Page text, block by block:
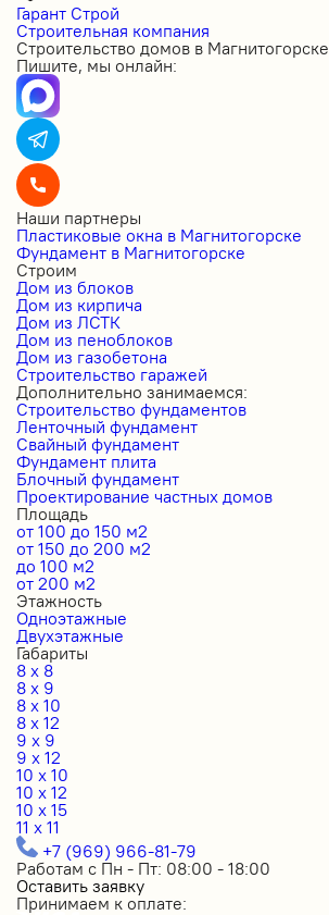
Гарант Строй
Строительная компания
Строительство домов в Магнитогорске
Пишите, мы онлайн:
Наши партнеры
Пластиковые окна в Магнитогорске
Фундамент в Магнитогорске
Строим
Дом из блоков
Дом из кирпича
Дом из ЛСТК
Дом из пеноблоков
Дом из газобетона
Строительство гаражей
Дополнительно занимаемся:
Строительство фундаментов
Ленточный фундамент
Свайный фундамент
Фундамент плита
Блочный фундамент
Проектирование частных домов
Площадь
от 100 до 150 м2
от 150 до 200 м2
до 100 м2
от 200 м2
Этажность
Одноэтажные
Двухэтажные
Габариты
8 x 8
8 x 9
8 x 10
8 x 12
9 x 9
9 x 12
10 x 10
10 x 12
10 x 15
11 x 11
+7 (969) 966-81-79
Работам с Пн - Пт: 08:00 - 18:00
Оставить заявку
Принимаем к оплате: